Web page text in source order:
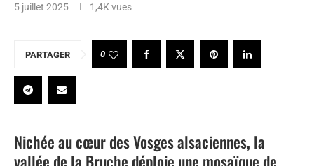
5 juillet 2025 1,4K vues
PARTAGER 0
Nichée au cœur des Vosges alsaciennes, la
vallée de la Bruche déploie une mosaïque de